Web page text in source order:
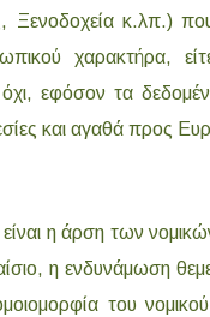
Ξενοδοχεία κ.λπ.) που
χαρακτήρα,
εφόσον τα
και αγαθά προς
η άρση των
η ενδυνάμωση
του